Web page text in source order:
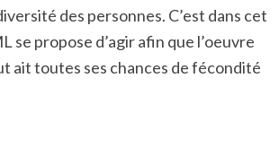
des personnes. C’est dans cet
se propose d’agir afin que l’oeuvre
ait toutes ses chances de fécondité